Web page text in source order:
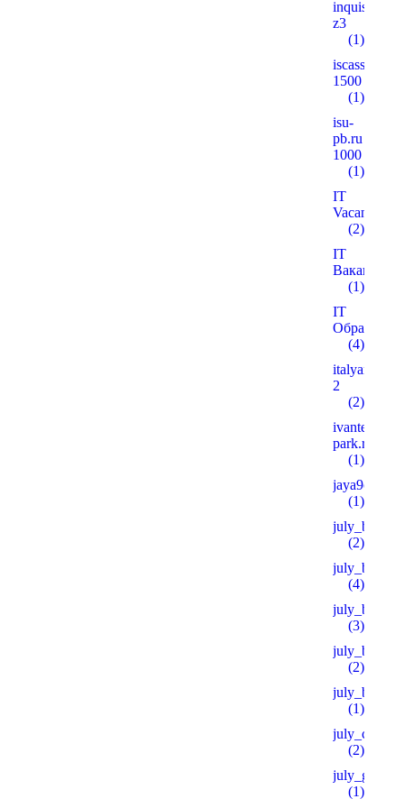
z3
(1)
iscass.org
1500
(1)
isu-
pb.ru
1000
(1)
IT
Vacancies
(2)
IT
Вакансії
(1)
IT
(4)
2
(2)
ivanteevka-
park.ru 600
(1)
jaya9casino
(1)
july_bh
(2)
july_bt
(4)
july_bt_s
(3)
july_btprod
(2)
july_by
(1)
july_ch
(2)
july_goo
(1)